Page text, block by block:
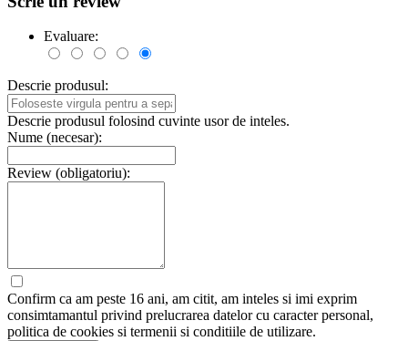
Evaluare:
Descrie produsul:
Descrie produsul folosind cuvinte usor de inteles.
Nume (necesar):
Review (obligatoriu):
Confirm ca am peste 16 ani, am citit, am inteles si imi exprim
consimtamantul privind prelucrarea datelor cu caracter personal,
politica de cookies si termenii si conditiile de utilizare.